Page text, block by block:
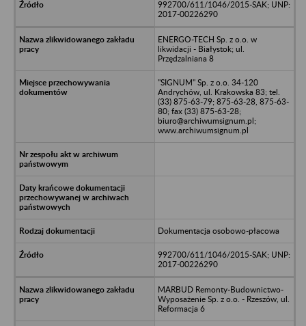
992700/611/1046/2015-SAK; UNP:
2017-00226290
ENERGO-TECH Sp. z o.o. w
likwidacji - Białystok; ul.
Przędzalniana 8
"SIGNUM" Sp. z o.o. 34-120
Andrychów, ul. Krakowska 83; tel.
(33) 875-63-79; 875-63-28, 875-63-
80; fax (33) 875-63-28;
biuro@archiwumsignum.pl;
www.archiwumsignum.pl
Dokumentacja osobowo-płacowa
992700/611/1046/2015-SAK; UNP:
2017-00226290
MARBUD Remonty-Budownictwo-
Wyposażenie Sp. z o.o. - Rzeszów, ul.
Reformacja 6